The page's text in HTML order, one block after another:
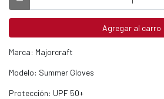
Agregar al carro
Marca: Majorcraft
Modelo: Summer Gloves
Protección: UPF 50+